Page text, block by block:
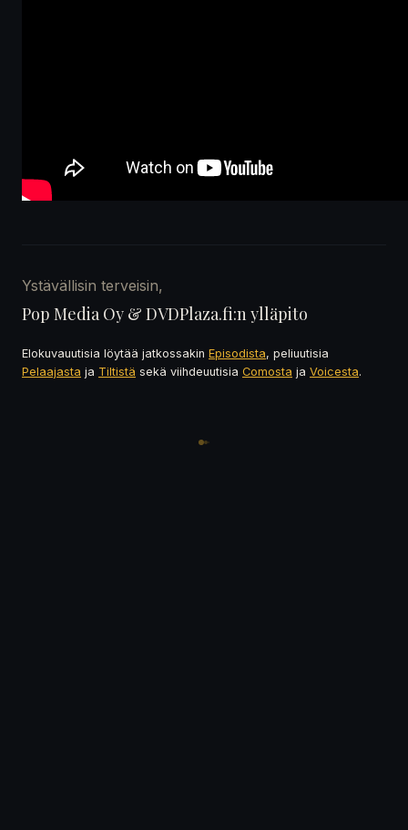
Ystävällisin terveisin,
Pop Media Oy & DVDPlaza.fi:n ylläpito
Elokuvauutisia löytää jatkossakin Episodista, peliuutisia
Pelaajasta ja Tiltistä sekä viihdeuutisia Comosta ja Voicesta.